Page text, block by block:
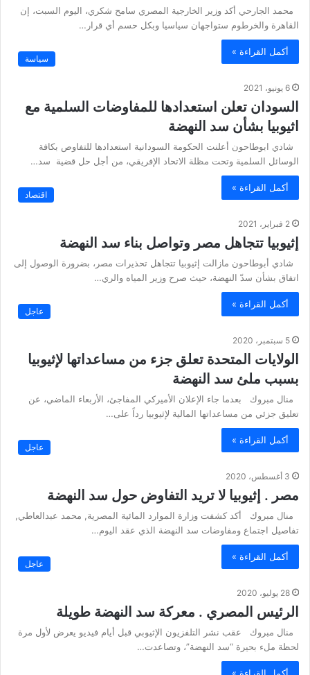
محمد الجارحي أكد وزير الخارجية المصري سامح شكري، اليوم السبت، إن
القاهرة والخرطوم ستواجهان سياسيا وبكل حسم أي قرار…
أكمل القراءة »
سياسة
6 يونيو، 2021
السودان تعلن استعدادها للمفاوضات السلمية مع
اثيوبيا بشأن سد النهضة
شادي ابوطاحون أعلنت الحكومة السودانية استعدادها للتفاوص بكافة
الوسائل السلمية وتحت مظلة الاتحاد الإفريقي، من أجل حل قضية سد…
أكمل القراءة »
اقتصاد
2 فبراير، 2021
إثيوبيا تتجاهل مصر وتواصل بناء سد النهضة
شادي أبوطاحون مازالت إثيوبيا تتجاهل تحذيرات مصر، بضرورة الوصول إلى
اتفاق بشأن سدّ النهضة، حيث صرح وزير المياه والري…
أكمل القراءة »
عاجل
5 سبتمبر، 2020
الولايات المتحدة تعلق جزء من مساعداتها لإثيوبيا
بسبب ملئ سد النهضة
منال مبروك بعدما جاء الإعلان الأميركي المفاجئ، الأربعاء الماضي، عن
تعليق جزئي من مساعداتها المالية لإثيوبيا رداً على…
أكمل القراءة »
عاجل
3 أغسطس، 2020
مصر . إثيوبيا لا تريد التفاوض حول سد النهضة
منال مبروك أكد كشفت وزارة الموارد المائية المصرية, محمد عبدالعاطي,
تفاصيل اجتماع ومفاوضات سد النهضة الذي عقد اليوم…
أكمل القراءة »
عاجل
28 يوليو، 2020
الرئيس المصري . معركة سد النهضة طويلة
منال مبروك عقب نشر التلفزيون الإثيوبي قبل أيام فيديو يعرض لأول مرة
لحظة ملء بحيرة “سد النهضة”، وتصاعدت…